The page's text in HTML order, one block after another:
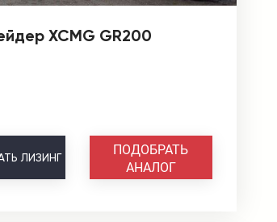
XCMG GR200
ЛИЗИНГ
ПОДОБРАТЬ
АНАЛОГ